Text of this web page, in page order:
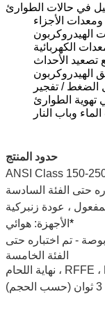
في حالات الطوارئ
الأجزاء
الهيدروكربون
الكهربائية
تصعيد الأحداث
الهيدروكربون
الضغط / تفجير
تهوية الطوارئ
وباب النار
حدود المنتج
حتى الفئة السادسة
، عودة زنبركية
* الأجهزة: هوائي
نطاق الحجم: مقعد معدني من 4 إلى 24 بوصة - تم اختباره حتى
الفئة الخامسة